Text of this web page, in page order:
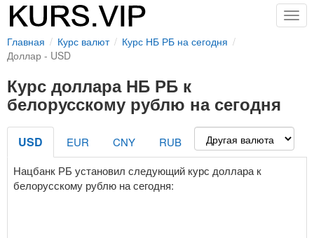
Главная Курс валют
Курс НБ РБ на сегодня
Доллар - USD
Курс доллара НБ РБ к
белорусскому рублю на сегодня
USD EUR CNY
RUB
Нацбанк РБ установил следующий курс доллара к
белорусскому рублю на сегодня: